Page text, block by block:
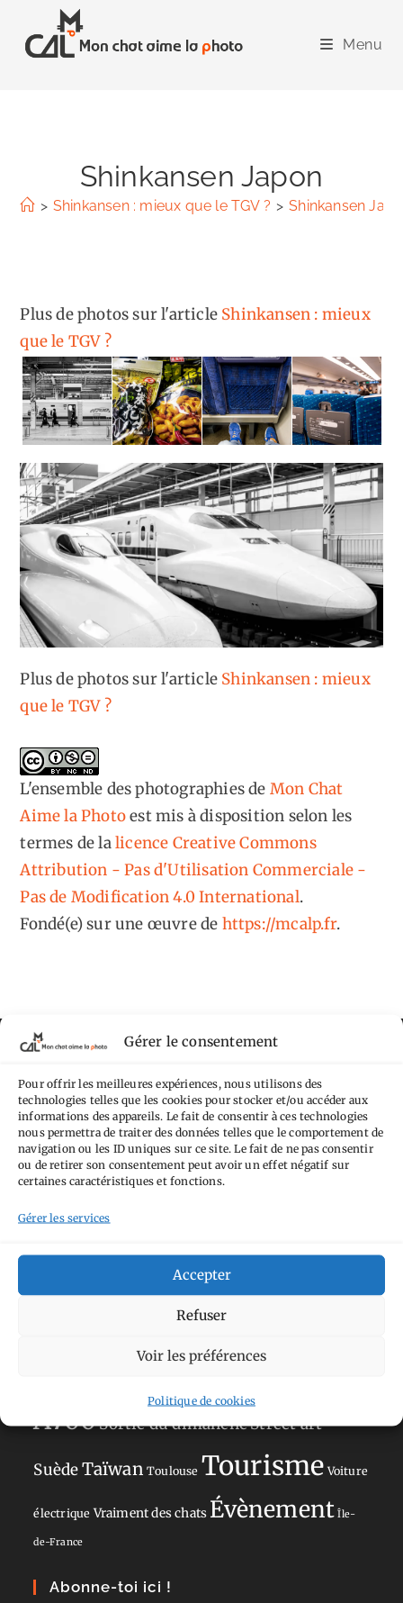
Gérer le consentement
Pour offrir les meilleures expériences, nous utilisons des
technologies telles que les cookies pour stocker et/ou accéder aux
informations des appareils. Le fait de consentir à ces technologies
nous permettra de traiter des données telles que le comportement de
navigation ou les ID uniques sur ce site. Le fait de ne pas consentir
ou de retirer son consentement peut avoir un effet négatif sur
certaines caractéristiques et fonctions.
Gérer les services
Accepter
Refuser
Voir les préférences
Politique de cookies
content
Menu
Shinkansen Japon
> Shinkansen : mieux que le TGV ? > Shinkansen
Plus de photos sur l'article Shinkansen : mieux
que le TGV ?
Plus de photos sur l'article Shinkansen : mieux
que le TGV ?
L'ensemble des photographiesde Mon Chat
Aime la Photoest mis à disposition selon les
termes de lalicence Creative Commons
Attribution - Pas d'Utilisation Commerciale -
Pas de Modification 4.0 International.
Fondé(e) sur une œuvre de https://mcalp.fr.
Tags
AilleursAimez-vous bordelAllemagne Andorre
Anti tourismeBar Belgique Burger
Chat
perchéCircuitDanemarkEspagne Feria GT
du patrimoine
OccitanieOlympus OM-D E-M5
Mark IIParis
Sony A77 Mark II
A700Sortie du dimancheStreet art
SuèdeTaïwan Toulouse Tourisme Voiture
électrique Vraiment des chats Évènement Île-
de-France
Abonne-toi ici !